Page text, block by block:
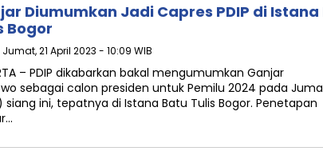
Diumumkan Jadi Capres PDIP di Istana
Bogor
Jumat, 21 April 2023 - 10:09 WIB
– PDIP dikabarkan bakal mengumumkan Ganjar
sebagai calon presiden untuk Pemilu 2024 pada
siang ini, tepatnya di Istana Batu Tulis Bogor. Penetapan